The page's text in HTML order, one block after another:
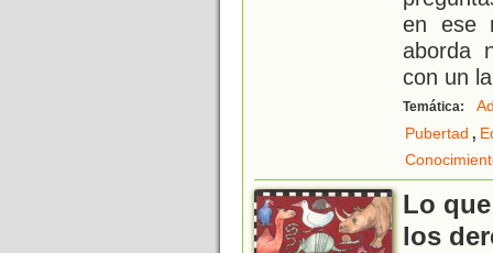
en ese
aborda
con un
Temática:
Pubertad ,
Lo
los